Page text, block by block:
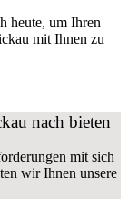
heute, um Ihren
mit Ihnen zu
nach bieten
mit sich
wir Ihnen unsere